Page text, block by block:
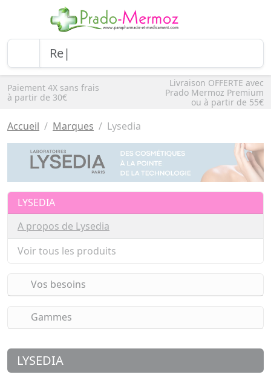
Paiement 4X sans frais
à partir de 30€
Livraison OFFERTE avec
Prado Mermoz Premium
ou à partir de 55€
Accueil Marques Lysedia
LYSEDIA
A propos de Lysedia
Voir tous les produits
Vos besoins
Gammes
LYSEDIA